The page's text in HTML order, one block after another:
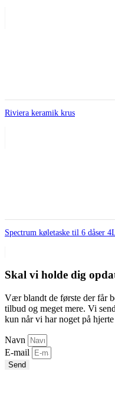
Riviera keramik krus
Spectrum køletaske til 6 dåser
Skal vi holde dig
Vær blandt de første der får
tilbud og meget mere. Vi
kun når vi har noget på
Navn
E-mail
Send